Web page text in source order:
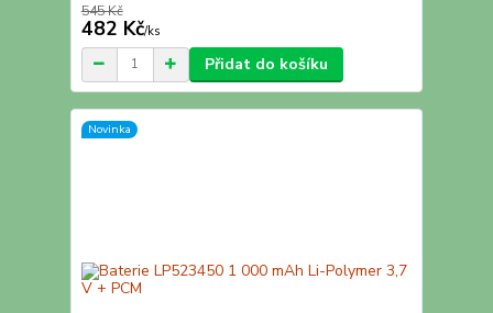
545 Kč
482 Kč/ks
Přidat do košíku
Novinka